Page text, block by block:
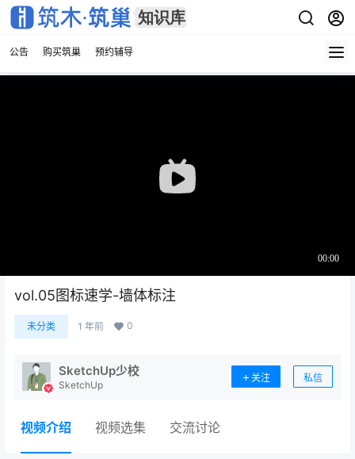
公告 购买筑巢 预约辅导
vol.05图标速学-墙体标注
未分类 1 年前 0
SketchUp少校
SketchUp
关注 私信
视频介绍 视频选集 交流讨论